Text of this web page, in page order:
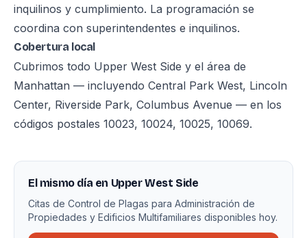
inquilinos y cumplimiento. La programación se
coordina con superintendentes e inquilinos.
Cobertura local
Cubrimos todo Upper West Side y el área de
Manhattan — incluyendo Central Park West, Lincoln
Center, Riverside Park, Columbus Avenue — en los
códigos postales 10023, 10024, 10025, 10069.
El mismo día en Upper West Side
Citas de Control de Plagas para Administración de
Propiedades y Edificios Multifamiliares disponibles hoy.